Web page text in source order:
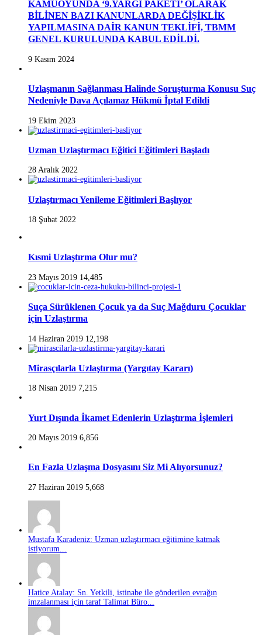
KAMUOYUNDA ‘9.YARGI PAKETİ’ OLARAK
BİLİNEN BAZI KANUNLARDA DEĞİŞİKLİK
YAPILMASINA DAİR KANUN TEKLİFİ, TBMM
GENEL KURULUNDA KABUL EDİLDİ.
9 Kasım 2024
Uzlaşmanın Sağlanması Halinde Soruşturma Konusu Suç
Nedeniyle Dava Açılamaz Hükmü İptal Edildi
19 Ekim 2023
Uzman Uzlaştırmacı Eğitici Eğitimleri Başladı
28 Aralık 2022
Uzlaştırmacı Yenileme Eğitimleri Başlıyor
18 Şubat 2022
Kısmi Uzlaştırma Olur mu?
23 Mayıs 2019 14,485
Suça Sürüklenen Çocuk ya da Suç Mağduru Çocuklar
için Uzlaştırma
14 Haziran 2019 12,198
Mirasçılarla Uzlaştırma (Yargıtay Kararı)
18 Nisan 2019 7,215
Yurt Dışında İkamet Edenlerin Uzlaştırma İşlemleri
20 Mayıs 2019 6,856
En Fazla Uzlaşma Dosyasını Siz Mi Alıyorsunuz?
27 Haziran 2019 5,668
Mustafa Karadeniz: Uzman uzlaştırmacı eğitimine katmak
istiyorum...
Hatice Atalay: Sn. Yetkili, istinabe ile gönderilen evrağın
imzalanması için taraf Talimat Büro...